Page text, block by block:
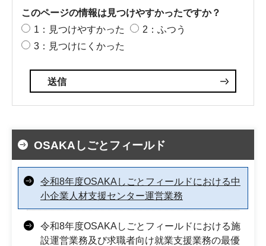
このページの情報は見つけやすかったですか？
1：見つけやすかった
2：ふつう
3：見つけにくかった
OSAKAしごとフィールド
令和8年度OSAKAしごとフィールドにおける中
小企業人材支援センター運営業務
令和8年度OSAKAしごとフィールドにおける施
設運営業務及び求職者向け就業支援業務の最優